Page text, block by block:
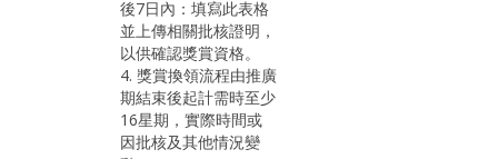
後7日內：填寫此表格
並上傳相關批核證明，
以供確認獎賞資格。
4. 獎賞換領流程由推廣
期結束後起計需時至少
16星期，實際時間或
因批核及其他情況變